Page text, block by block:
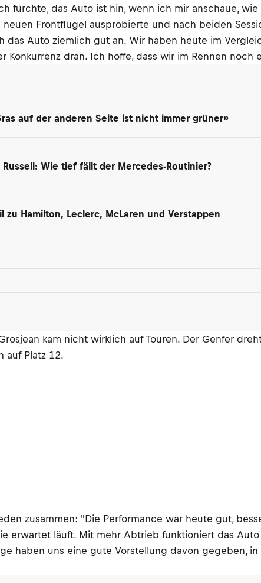
fürchte, das Auto ist hin, wenn ich mir anschaue,
Frontflügel ausprobierte und nach beiden
das Auto ziemlich gut an. Wir haben heute im
Konkurrenz dran. Ich hoffe, dass wir im Rennen
auf der anderen Seite ist nicht immer grüner»
Wie tief fällt der Mercedes-Routinier?
zu Hamilton, Leclerc, McLaren und Verstappen
kam nicht wirklich auf Touren. Der Genfer
auf Platz 12.
zusammen: "Die Performance war heute gut,
erwartet läuft. Mit mehr Abtrieb funktioniert das
haben uns eine gute Vorstellung davon gegeben,